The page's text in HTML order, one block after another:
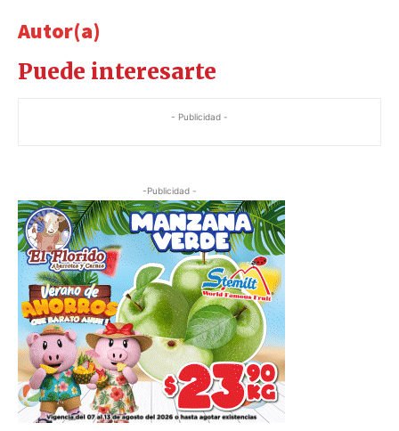
Autor(a)
Puede interesarte
- Publicidad -
-Publicidad -